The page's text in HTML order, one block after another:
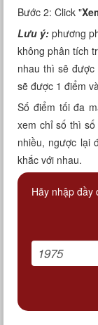
Bước 2: Click "
Lưu ý: phương
không phân tích
nhau thì sẽ
sẽ được 1 điểm
Số điểm tối đa
xem chỉ số thì
nhiều, ngược lại
khắc với nhau.
Hãy nhập đầy